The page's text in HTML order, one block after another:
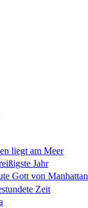
liegt am Meer
Jahr
Gott von Manhattan
Zeit